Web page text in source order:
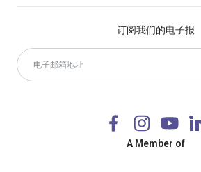
订阅我们的电子报
A Member of